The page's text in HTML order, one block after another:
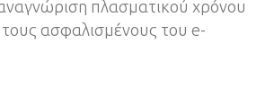
πλασματικού χρόνου
ασφαλισμένους του e-